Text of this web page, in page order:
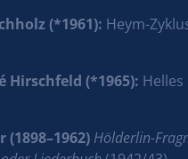
(*1961): Heym-Zyklu
Hirschfeld (*1965): Helles
(1898–1962) Hölderlin-